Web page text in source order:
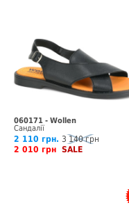
060171 - Wollen
Сандалії
2 110 грн. 3 140 грн
2 010 грн SALE